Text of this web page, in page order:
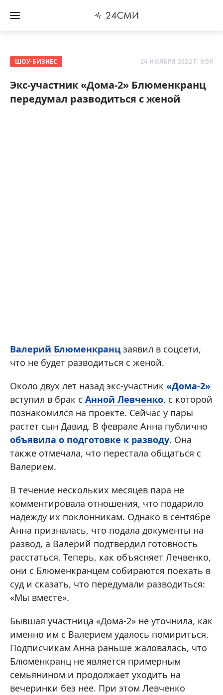
ШОУ-БИЗНЕС 24 НОЯБРЯ 2022 Г. 9:59
Экс-участник «Дома-2» Блюменкранц
передумал разводиться с женой
Валерий Блюменкранцзаявил в соцсети,
что не будет разводиться с женой.
Около двух лет назад экс-участник «Дома-2»
вступил в брак с Анной Левченко, с которой
познакомился на проекте. Сейчас у пары
растет сын Давид. В феврале Анна публично
объявила о подготовке к разводу. Она
также отмечала, что перестала общаться с
Валерием.
В течение нескольких месяцев пара не
комментировала отношения, что подарило
надежду их поклонникам. Однако в сентябре
Анна призналась, что подала документы на
развод, а Валерий подтвердил готовность
расстаться. Теперь, как объясняет Лечвенко,
они с Блюменкранцем собираются поехать в
суд и сказать, что передумали разводиться:
«Мы вместе».
Бывшая участница «Дома-2» не уточнила, как
именно им с Валерием удалось помириться.
Подписчикам Анна раньше жаловалась, что
Блюменкранц не является примерным
семьянином и продолжает уходить на
вечеринки без нее. При этом Левченко